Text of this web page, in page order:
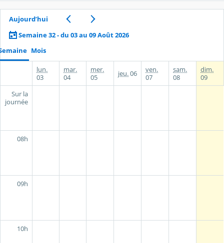
Aujourd’hui
Semaine 32 - du 03 au 09 Août 2026
Mois
lun.
03
mar.
04
mer.
05
jeu.06
ven.
07
sam.
08
dim.
09
Sur la
journée
08h
09h
10h